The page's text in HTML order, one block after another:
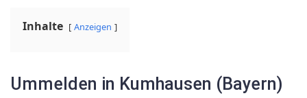
Inhalte Anzeigen
Ummelden in Kumhausen (Bayern)